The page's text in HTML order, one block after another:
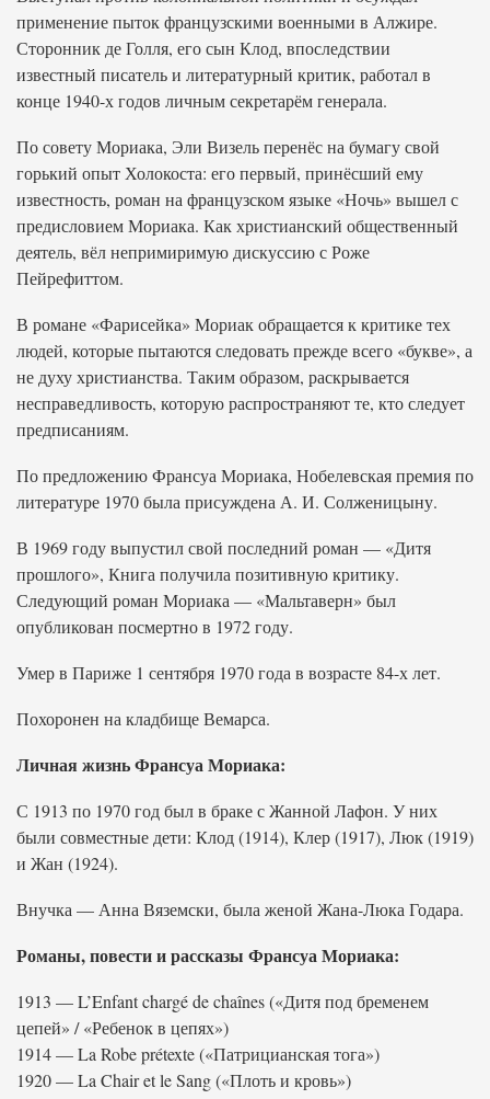
применение пыток французскими военными в Алжире.
Сторонник де Голля, его сын Клод, впоследствии
известный писатель и литературный критик, работал в
конце 1940-х годов личным секретарём генерала.
По совету Мориака, Эли Визель перенёс на бумагу свой
горький опыт Холокоста: его первый, принёсший ему
известность, роман на французском языке «Ночь» вышел с
предисловием Мориака. Как христианский общественный
деятель, вёл непримиримую дискуссию с Роже
Пейрефиттом.
В романе «Фарисейка» Мориак обращается к критике тех
людей, которые пытаются следовать прежде всего «букве», а
не духу христианства. Таким образом, раскрывается
несправедливость, которую распространяют те, кто следует
предписаниям.
По предложению Франсуа Мориака, Нобелевская премия по
литературе 1970 была присуждена А. И. Солженицыну.
В 1969 году выпустил свой последний роман — «Дитя
прошлого», Книга получила позитивную критику.
Следующий роман Мориака — «Мальтаверн» был
опубликован посмертно в 1972 году.
Умер в Париже 1 сентября 1970 года в возрасте 84-х лет.
Похоронен на кладбище Вемарса.
Личная жизнь Франсуа Мориака:
С 1913 по 1970 год был в браке с Жанной Лафон. У них
были совместные дети: Клод (1914), Клер (1917), Люк (1919)
и Жан (1924).
Внучка — Анна Вяземски, была женой Жана-Люка Годара.
Романы, повести и рассказы Франсуа Мориака:
1913 — L’Enfant chargé de chaînes («Дитя под бременем
цепей» / «Ребенок в цепях»)
1914 — La Robe prétexte («Патрицианская тога»)
1920 — La Chair et le Sang («Плоть и кровь»)